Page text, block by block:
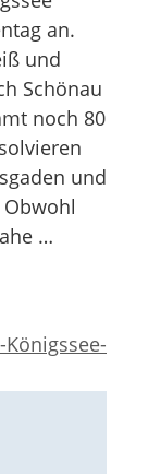
an.
und
Schönau
noch 80
und
…